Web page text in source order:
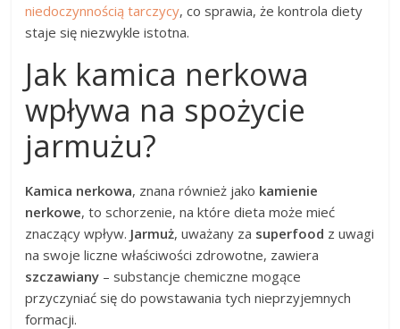
niedoczynnością tarczycy, co sprawia, że kontrola diety
staje się niezwykle istotna.
Jak kamica nerkowa
wpływa na spożycie
jarmużu?
Kamica nerkowa, znana również jako kamienie
nerkowe, to schorzenie, na które dieta może mieć
znaczący wpływ. Jarmuż, uważany za superfood z uwagi
na swoje liczne właściwości zdrowotne, zawiera
szczawiany – substancje chemiczne mogące
przyczyniać się do powstawania tych nieprzyjemnych
formacji.